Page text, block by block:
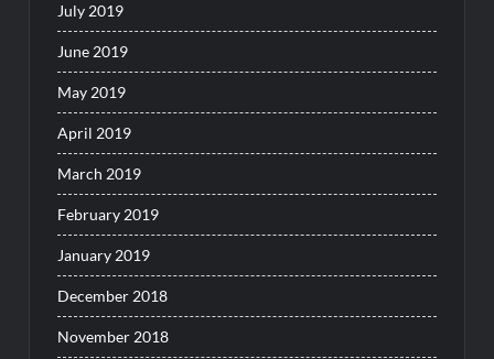
July 2019
June 2019
May 2019
April 2019
March 2019
February 2019
January 2019
December 2018
November 2018